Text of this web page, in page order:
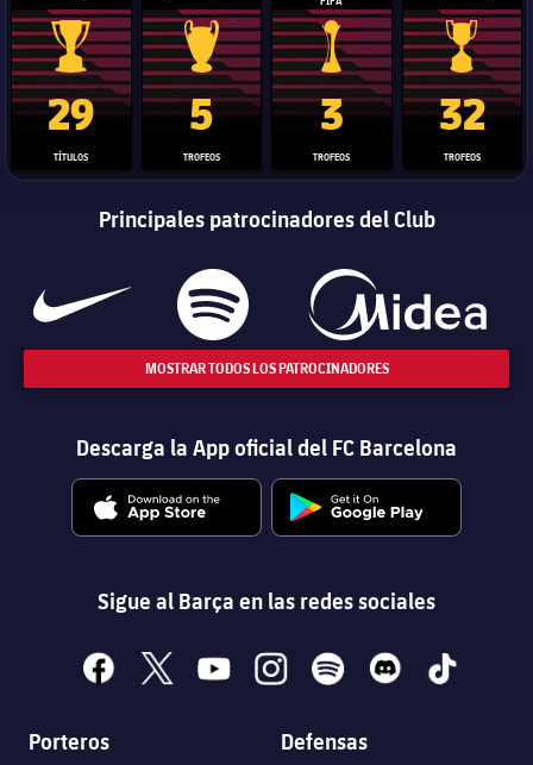
Trofeo de La Liga
29
TÍTULOS
Trofeo de la Liga de Campeones
5
TROFEOS
Trofeo del Mundial de
3
TROFEOS
Copa del
32
TROFEOS
Principales patrocinadores del Club
MOSTRAR TODOS LOS PATROCINADORES
Descarga la App oficial del FC Barcelona
Sigue al Barça en las redes sociales
facebook
x youtubeinstagramspotify discord tiktok
Porteros Defensas